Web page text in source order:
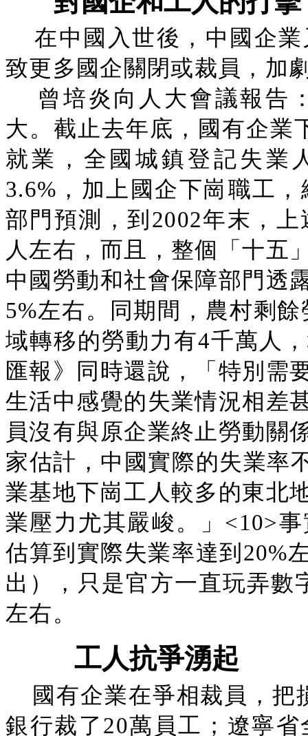
在中國入世後，中國企
致更多國企關閉或裁員，加
曾培炎向人大會議報告
大。截止去年底，國有企業
就業，全國城鎮登記失業
3.6%，加上國企下崗職工
部門預測，到2002年末，
人左右，而且，整個「十五
中國勞動和社會保障部門透
5%左右。同期間，農村剩
域轉移的勞動力有4千萬人
匯報》同時還說，「特別需
生活中感覺的失業情況相差
員沒有與原企業終止勞動關
家估計，中國實際的失業率
業基地下崗工人較多的東北
業壓力尤其嚴峻。」<10>
估算到實際失業率達到20%
出），只是官方一直玩弄數
左右。
工人抗爭湧起
國有企業在爭相裁員，
銀行裁了20萬員工；遼寧